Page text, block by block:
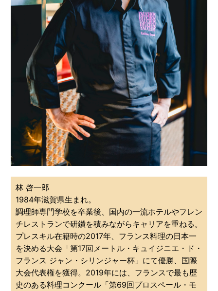
林 啓一郎
1984年滋賀県生まれ。
調理師専門学校を卒業後、国内の一流ホテルやフレン
チレストランで研鑽を積みながらキャリアを重ねる。
プレスキル在籍時の2017年、フランス料理の日本一
を決める大会「第17回メートル・キュイジニエ・ド・
フランス ジャン・シリンジャー杯」にて優勝、国際
大会代表権を獲得。2019年には、フランスで最も歴
史のある料理コンクール「第69回プロスペール・モ